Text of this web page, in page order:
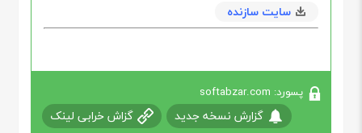
سایت سازنده
پسورد: softabzar.com
گزارش نسخه جدید گزاش خرابی لینک